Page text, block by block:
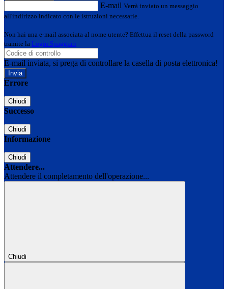
E-mail Verrà inviato un messaggio
all'indirizzo indicato con le istruzioni necessarie.
Non hai una e-mail associata al nome utente? Effettua il reset della password
tramite la Login Spaggiari
E-mail inviata, si prega di controllare la casella di posta elettronica!
Errore
Chiudi
Successo
Chiudi
Informazione
Chiudi
Attendere...
Attendere il completamento dell'operazione...
Chiudi